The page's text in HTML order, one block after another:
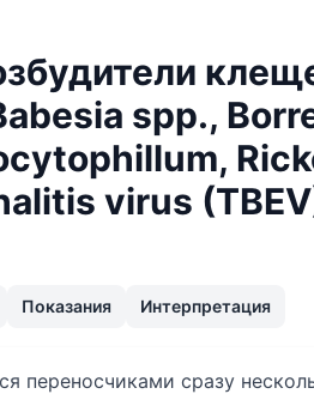
spp.,
virus
Показания Интерпретация
переносчиками сразу